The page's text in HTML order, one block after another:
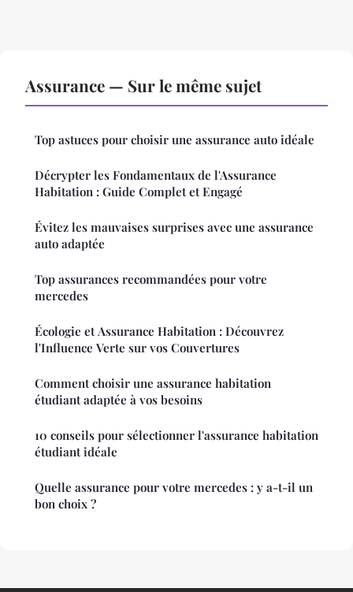
Assurance — Sur le même sujet
Top astuces pour choisir une assurance auto idéale
Décrypter les Fondamentaux de l'Assurance
Habitation : Guide Complet et Engagé
Évitez les mauvaises surprises avec une assurance
auto adaptée
Top assurances recommandées pour votre
mercedes
Écologie et Assurance Habitation : Découvrez
l'Influence Verte sur vos Couvertures
Comment choisir une assurance habitation
étudiant adaptée à vos besoins
10 conseils pour sélectionner l'assurance habitation
étudiant idéale
Quelle assurance pour votre mercedes : y a-t-il un
bon choix ?